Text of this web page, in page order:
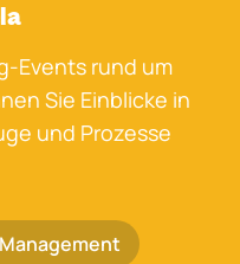
Events rund um
Sie Einblicke in
und Prozesse